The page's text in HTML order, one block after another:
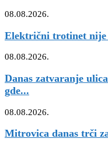
08.08.2026.
Električni trotinet nije
08.08.2026.
Danas zatvaranje
gde...
08.08.2026.
Mitrovica danas trči